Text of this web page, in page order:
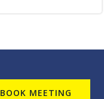
BOOK MEETING